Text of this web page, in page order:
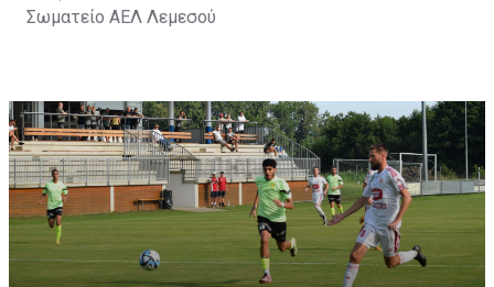
Σωματείο ΑΕΛ Λεμεσού